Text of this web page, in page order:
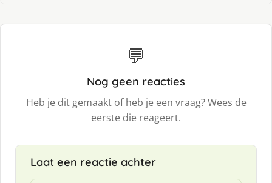
💬
Nog geen reacties
Heb je dit gemaakt of heb je een vraag? Wees de
eerste die reageert.
Laat een reactie achter